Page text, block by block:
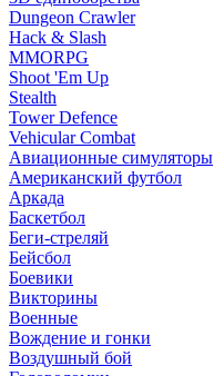
Dungeon Crawler
Hack & Slash
MMORPG
Shoot 'Em Up
Stealth
Tower Defence
Vehicular Combat
Авиационные симуляторы
Американский футбол
Аркада
Баскетбол
Беги-стреляй
Бейсбол
Боевики
Викторины
Военные
Вождение и гонки
Воздушный бой